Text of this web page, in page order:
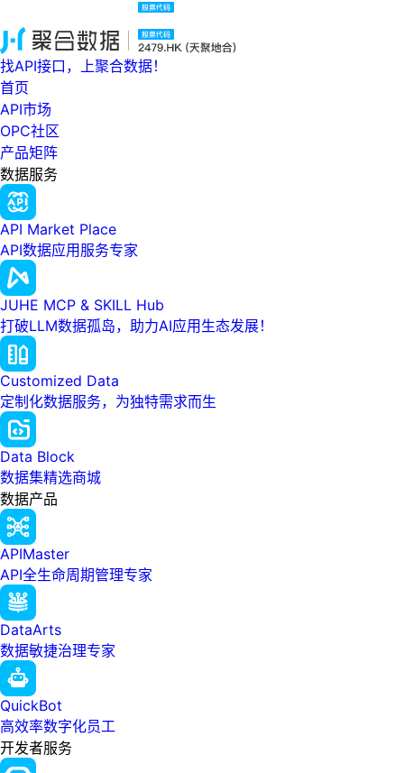
找API接口，上聚合数据！
首页
API市场
OPC社区
产品矩阵
数据服务
API Market Place
API数据应用服务专家
JUHE MCP & SKILL Hub
打破LLM数据孤岛，助力AI应用生态发展！
Customized Data
定制化数据服务，为独特需求而生
Data Block
数据集精选商城
数据产品
APIMaster
API全生命周期管理专家
DataArts
数据敏捷治理专家
QuickBot
高效率数字化员工
开发者服务